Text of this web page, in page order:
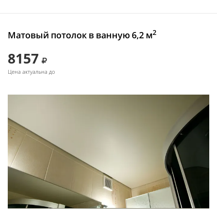
Матовый потолок в ванную 6,2 м2
8157
Цена актуальна до